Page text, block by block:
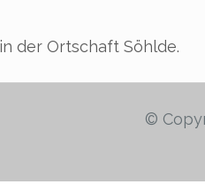
der Ortschaft Söhlde.
©